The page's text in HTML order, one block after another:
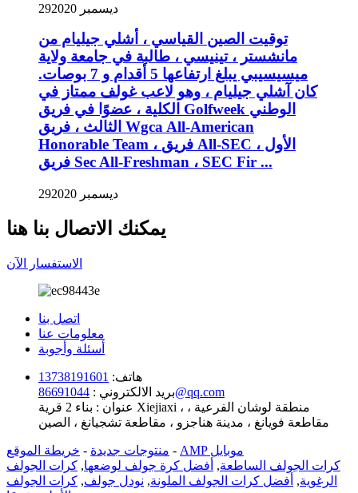
29 ديسمبر 2020
توقيت الصين القياسي ، أشلي جيليام من
مانشستر ، تينيسي ، طالبة في جامعة ولاية
ميسيسيبي يبلغ ارتفاعها 5 أقدام و 7 بوصات.
كان آشلي جيليام ، وهو لاعب غولف ممتاز في
الكلية ، عضوًا في فريق Golfweek الوطني
الثالث ، فريق Wgca All-American
Honorable Team ، فريق All-SEC الأول ،
فريق Sec All-Freshman ، SEC Fir ...
29 ديسمبر 2020
يمكنك الاتصال بنا هنا
الاستفسار الآن
اتصل بنا
معلومات عنا
أسئلة وأجوبة
هاتف: 13738191601
بريد الالكتروني :86691044@qq.com
عنوان :
بناء 2 قرية Xiejiaxi ، منطقة لوشان الفرعية ،
مقاطعة فويانغ ، مدينة هناجزو ، مقاطعة تشجيانغ ، الصين
منتوجات جديدة - خريطة الموقع -
AMP موبايل
كرات الجولف الساطعة, أفضل كرة جولف لوضعها, كرات الجولف
الرغوية, أفضل كرات الجولف الملونة, نودل جولف, كرات الجولف